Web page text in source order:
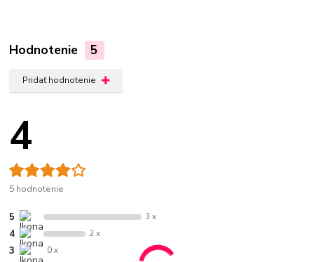
Hodnotenie 5
Pridať hodnotenie
4
5 hodnotenie
5 3 x
4 2 x
3 0 x